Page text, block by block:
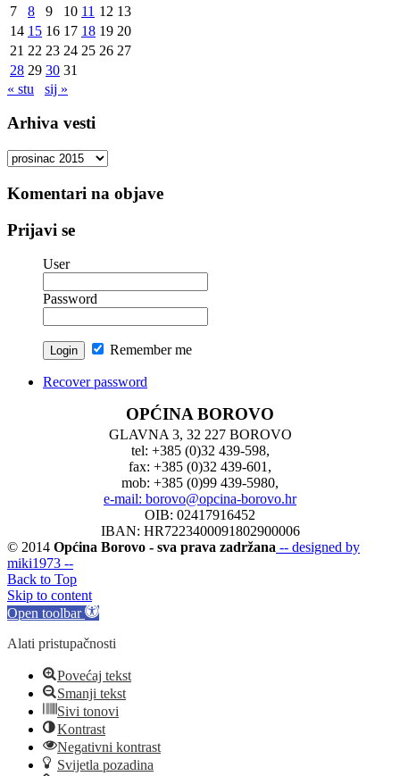
7
8 9 10 11 12 13
14 15 16 17 18 19 20
21 22 23 24 25 26 27
28 29 30 31
« stu
sij »
Arhiva vesti
Arhiva
Komentari na objave
Prijavi se
User
Password
Remember me
Recover password
OPĆINA BOROVO
GLAVNA 3, 32 227 BOROVO
tel: +385 (0)32 439-598,
fax: +385 (0)32 439-601,
mob: +385 (0)99 439-5980,
e-mail: borovo@opcina-borovo.hr
OIB: 02417916452
IBAN: HR7223400091802900006
© 2014 Općina Borovo - sva prava zadržana -- designed by
miki1973 --
Back to Top
Skip to content
Open toolbar
Alati pristupačnosti
Povećaj tekst
Smanji tekst
Sivi tonovi
Kontrast
Negativni kontrast
Svijetla pozadina